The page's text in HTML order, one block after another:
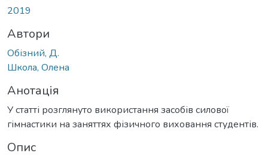
2019
Автори
Обізний, Д.
Школа, Олена
Анотація
У статті розглянуто використання засобів силової
гімнастики на заняттях фізичного виховання студентів.
Опис